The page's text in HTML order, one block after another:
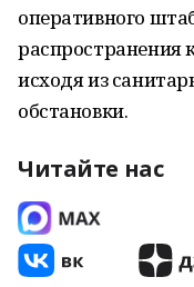
оперативного
распространения
исходя из
обстановки.
Читайте нас